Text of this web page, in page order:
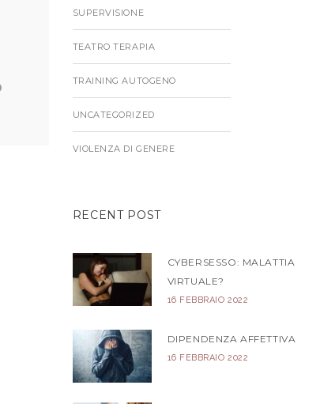
SUPERVISIONE
TEATRO TERAPIA
TRAINING AUTOGENO
UNCATEGORIZED
VIOLENZA DI GENERE
RECENT POST
CYBERSESSO: MALATTIA
VIRTUALE?
16 FEBBRAIO 2022
DIPENDENZA AFFETTIVA
16 FEBBRAIO 2022